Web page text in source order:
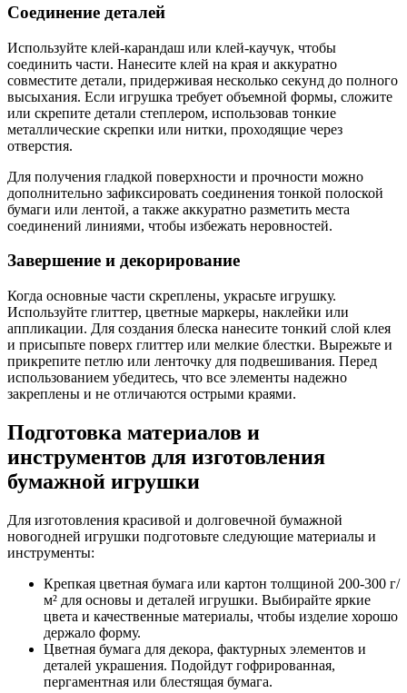
Соединение деталей
Используйте клей-карандаш или клей-каучук, чтобы
соединить части. Нанесите клей на края и аккуратно
совместите детали, придерживая несколько секунд до полного
высыхания. Если игрушка требует объемной формы, сложите
или скрепите детали степлером, использовав тонкие
металлические скрепки или нитки, проходящие через
отверстия.
Для получения гладкой поверхности и прочности можно
дополнительно зафиксировать соединения тонкой полоской
бумаги или лентой, а также аккуратно разметить места
соединений линиями, чтобы избежать неровностей.
Завершение и декорирование
Когда основные части скреплены, украсьте игрушку.
Используйте глиттер, цветные маркеры, наклейки или
аппликации. Для создания блеска нанесите тонкий слой клея
и присыпьте поверх глиттер или мелкие блестки. Вырежьте и
прикрепите петлю или ленточку для подвешивания. Перед
использованием убедитесь, что все элементы надежно
закреплены и не отличаются острыми краями.
Подготовка материалов и
инструментов для изготовления
бумажной игрушки
Для изготовления красивой и долговечной бумажной
новогодней игрушки подготовьте следующие материалы и
инструменты:
Крепкая цветная бумага или картон толщиной 200-300 г/
м² для основы и деталей игрушки. Выбирайте яркие
цвета и качественные материалы, чтобы изделие хорошо
держало форму.
Цветная бумагa для декора, фактурных элементов и
деталей украшения. Подойдут гофрированная,
пергаментная или блестящая бумага.